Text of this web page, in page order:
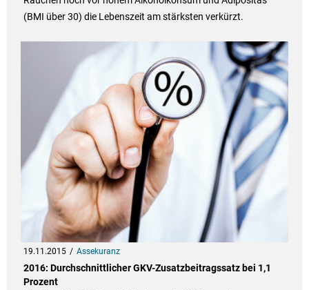
(BMI über 30) die Lebenszeit am stärksten verkürzt.
19.11.2015 Assekuranz
2016: Durchschnittlicher GKV-Zusatzbeitragssatz bei 1,1
Prozent